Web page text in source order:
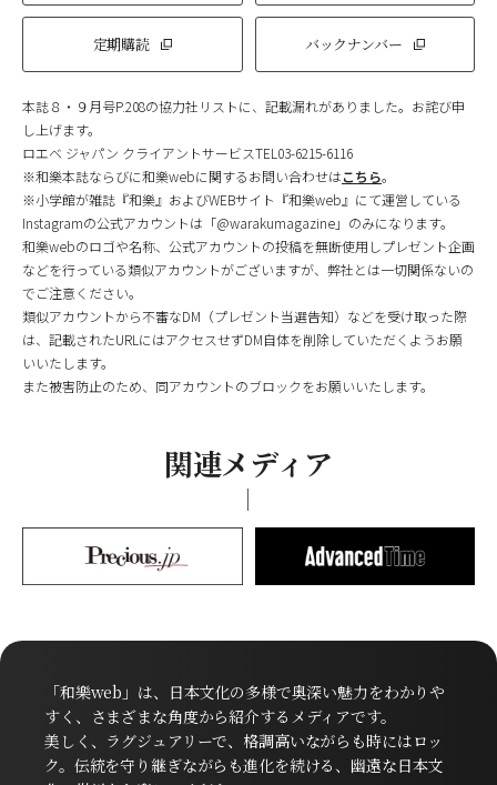
定期購読 バックナンバー
本誌８・９月号P.208の協力社リストに、記載漏れがありました。お詫び申
し上げます。
ロエベ ジャパン クライアントサービスTEL03-6215-6116
※和樂本誌ならびに和樂webに関するお問い合わせはこちら。
※小学館が雑誌『和樂』およびWEBサイト『和樂web』にて運営している
Instagramの公式アカウントは「@warakumagazine」のみになります。
和樂webのロゴや名称、公式アカウントの投稿を無断使用しプレゼント企画
などを行っている類似アカウントがございますが、弊社とは一切関係ないの
でご注意ください。
類似アカウントから不審なDM（プレゼント当選告知）などを受け取った際
は、記載されたURLにはアクセスせずDM自体を削除していただくようお願
いいたします。
また被害防止のため、同アカウントのブロックをお願いいたします。
関連メディア
「和樂web」は、日本文化の多様で奥深い魅力をわかりや
すく、さまざまな角度から紹介するメディアです。
美しく、ラグジュアリーで、格調高いながらも時にはロッ
ク。伝統を守り継ぎながらも進化を続ける、幽遠な日本文